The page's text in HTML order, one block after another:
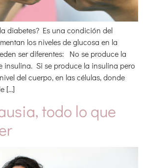
diabetes? Es una condición del
los niveles de glucosa en la
ser diferentes: No se produce la
insulina. Si se produce la insulina pero
del cuerpo, en las células, donde
[…]
todo lo que